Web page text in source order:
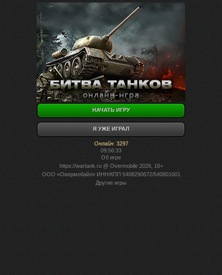
НАЧАТЬ ИГРУ
Я УЖЕ ИГРАЛ
Онлайн: 3297
09:56:33
Об игре
https://wartank.ru@ Overmobile 2026, 16+
ООО «Овермобайл» ИНН/КПП 5408290672/540801001
Другие игры